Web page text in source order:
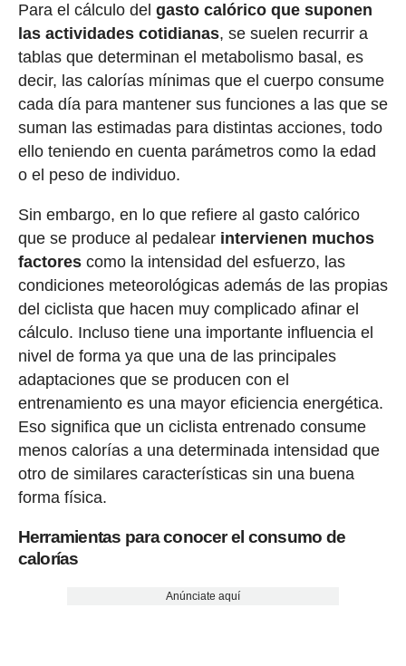
Para el cálculo del gasto calórico que suponen
las actividades cotidianas, se suelen recurrir a
tablas que determinan el metabolismo basal, es
decir, las calorías mínimas que el cuerpo consume
cada día para mantener sus funciones a las que se
suman las estimadas para distintas acciones, todo
ello teniendo en cuenta parámetros como la edad
o el peso de individuo.
Sin embargo, en lo que refiere al gasto calórico
que se produce al pedalear intervienen muchos
factorescomo la intensidad del esfuerzo, las
condiciones meteorológicas además de las propias
del ciclista que hacen muy complicado afinar el
cálculo. Incluso tiene una importante influencia el
nivel de forma ya que una de las principales
adaptaciones que se producen con el
entrenamiento es una mayor eficiencia energética.
Eso significa que un ciclista entrenado consume
menos calorías a una determinada intensidad que
otro de similares características sin una buena
forma física.
Herramientas para conocer el consumo de
calorías
Anúnciate aquí